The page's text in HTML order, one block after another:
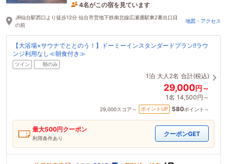
4名がこの宿を見ています
50分前に予約されました
JR仙台駅西口より徒歩12分 仙台市営地下鉄南北線広瀬通駅東2番出口目
の前
地図・アクセス
【大浴場×サウナでととのう！】ドーミーインスタンダードプラン!!ラウ
ンジ利用なし≪朝食付き≫
ツイン 朝のみ
1泊 大人2名 合計(税込)
29,000円～
1名 14,500円～
29,000スコア～ ポイントUP 580ポイント～
最大500円クーポン
利用条件あり
クーポンGET